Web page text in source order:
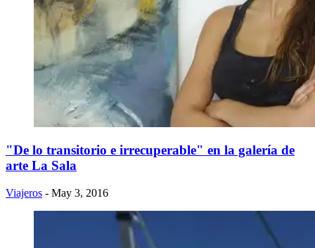
"De lo transitorio e irrecuperable" en la galería de
arte La Sala
Viajeros - May 3, 2016